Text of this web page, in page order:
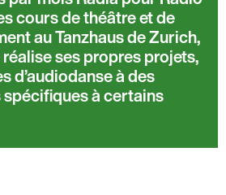
cours de théâtre et de
au Tanzhaus de Zurich,
ses propres projets,
d’audiodanse à des
à certains